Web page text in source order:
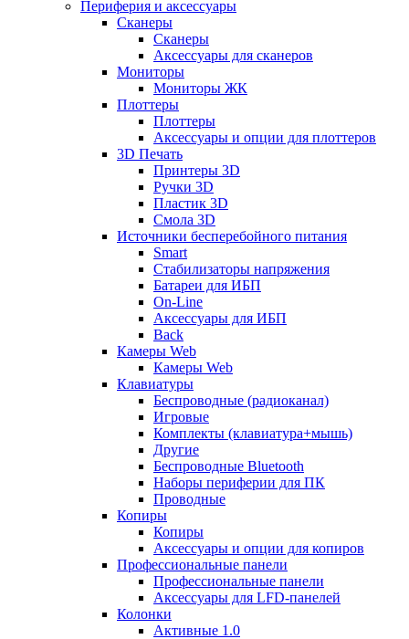
Периферия и аксессуары
Сканеры
Сканеры
Аксессуары для сканеров
Мониторы
Мониторы ЖК
Плоттеры
Плоттеры
Аксессуары и опции для плоттеров
3D Печать
Принтеры 3D
Ручки 3D
Пластик 3D
Смола 3D
Источники бесперебойного питания
Smart
Стабилизаторы напряжения
Батареи для ИБП
On-Line
Аксессуары для ИБП
Back
Камеры Web
Камеры Web
Клавиатуры
Беспроводные (радиоканал)
Игровые
Комплекты (клавиатура+мышь)
Другие
Беспроводные Bluetooth
Наборы периферии для ПК
Проводные
Копиры
Копиры
Аксессуары и опции для копиров
Профессиональные панели
Профессиональные панели
Аксессуары для LFD-панелей
Колонки
Активные 1.0